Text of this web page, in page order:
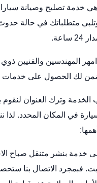
هي خدمة تصليح وصيانة
وتلبي متطلباتك في حالة
المهندسين والفنيين ذوي
لك الحصول على خدمات
وترك العنوان
في المكان المحدد.
خدمة بنشر متنقل صباح
. فبمجرد الاتصال بنا